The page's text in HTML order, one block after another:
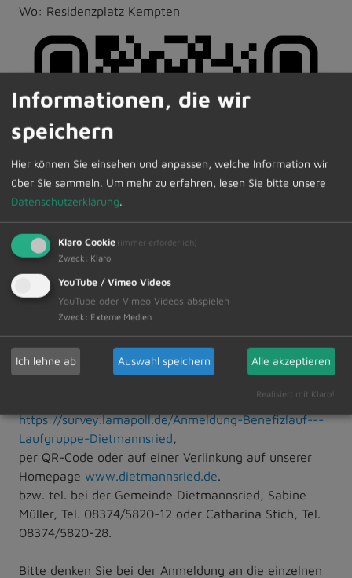
Wo: Residenzplatz Kempten
https://survey.lamapoll.de/Anmeldung-Benefizlauf---
Laufgruppe-Dietmannsried
per QR-Code oder auf einer Verlinkung auf unserer
Homepage www.dietmannsried.de
bzw. tel. bei der Gemeinde Dietmannsried, Sabine
Müller, Tel. 08374/5820-12 oder Catharina Stich, Tel.
08374/5820-28.
Bitte denken Sie bei der Anmeldung an die einzelnen
Informationen, die wir
speichern
Hier können Sie einsehen und anpassen, welche Information wir
über Sie sammeln. Um mehr zu erfahren, lesen Sie bitte unsere
Datenschutzerklärung.
Klaro Cookie (immer erforderlich)
Zweck : Klaro
YouTube / Vimeo Videos
YouTube oder Vimeo Videos abspielen
Zweck : Externe Medien
Ich lehne ab Auswahl speichern Alle akzeptieren
Realisiert mit Klaro!